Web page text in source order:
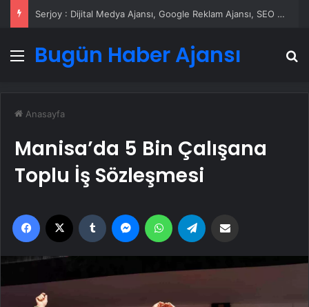
Serjoy : Dijital Medya Ajansı, Google Reklam Ajansı, SEO Ajansı ve Web Tasarım Ajansı
Menü
Bugün Haber Ajansı
Anasayfa
Manisa’da 5 Bin Çalışana
Toplu İş Sözleşmesi
Facebook Tumblr MessengerWhatsApp